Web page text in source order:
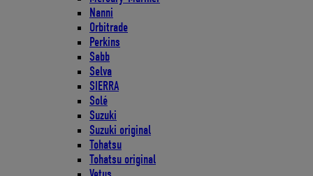
Nanni
Orbitrade
Perkins
Sabb
Selva
SIERRA
Solé
Suzuki
Suzuki original
Tohatsu
Tohatsu original